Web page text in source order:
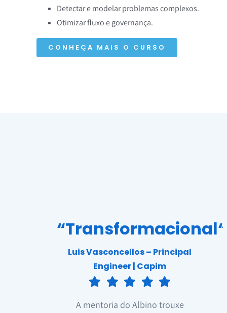
Detectar e modelar problemas complexos.
Otimizar fluxo e governança.
CONHEÇA MAIS O CURSO
“Transformacional“
Luis Vasconcellos – Principal
Engineer | Capim
A mentoria do Albino trouxe